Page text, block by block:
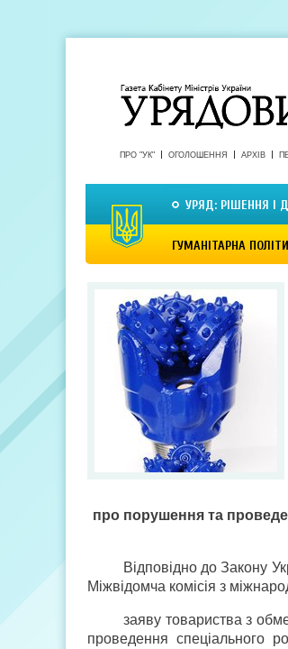
ПРО "УК" ОГОЛОШЕННЯ АРХІВ
УРЯД: РІШЕННЯ І
ГУМАНІТАРНА
про порушення та
Відповідно до Закону
Міжвідомча комісія з
заяву товариства з
проведення спеціального